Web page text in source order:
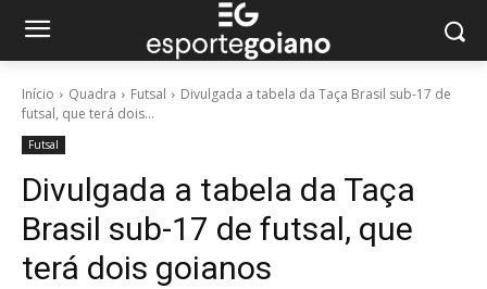
Início Quadra Futsal
Divulgada a tabela da Taça Brasil sub-17 de
futsal, que terá dois...
Futsal
Divulgada a tabela da Taça
Brasil sub-17 de futsal, que
terá dois goianos